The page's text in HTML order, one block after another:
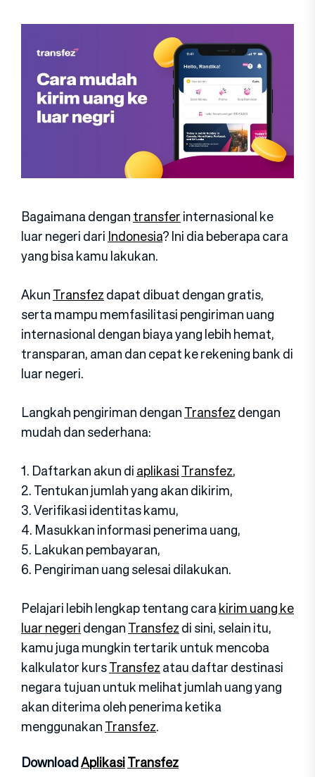
Bagaimana dengantransferinternasional ke
luar negeri dari Indonesia? Ini dia beberapa cara
yang bisa kamu lakukan.
AkunTransfezdapat dibuat dengan gratis,
serta mampu memfasilitasi pengiriman uang
internasional dengan biaya yang lebih hemat,
transparan, aman dan cepat ke rekening bank di
luar negeri.
Langkah pengiriman denganTransfezdengan
mudah dan sederhana:
1. Daftarkan akun diaplikasiTransfez,
2. Tentukan jumlah yang akan dikirim,
3. Verifikasi identitas kamu,
4. Masukkan informasi penerima uang,
5. Lakukan pembayaran,
6. Pengiriman uang selesai dilakukan.
Pelajari lebih lengkap tentang carakirim uang ke
luar negeridenganTransfezdi sini, selain itu,
kamu juga mungkin tertarik untuk mencoba
kalkulator kursTransfezatau daftar destinasi
negara tujuan untuk melihat jumlah uang yang
akan diterima oleh penerima ketika
menggunakanTransfez.
DownloadAplikasiTransfez